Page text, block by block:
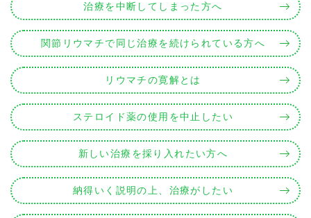
治療を中断してしまった方へ
関節リウマチで同じ治療を続けられている方へ
リウマチの寛解とは
ステロイド薬の使用を中止したい
新しい治療を採り入れたい方へ
納得いく説明の上、治療がしたい